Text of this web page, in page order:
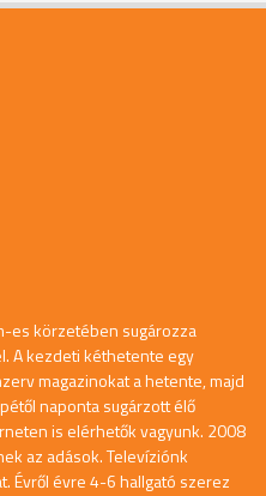
es körzetében sugározza
A kezdeti kéthetente egy
magazinokat a hetente, majd
naponta sugárzott élő
is elérhetők vagyunk. 2008
az adások. Televíziónk
Évről évre 4-6 hallgató szerez